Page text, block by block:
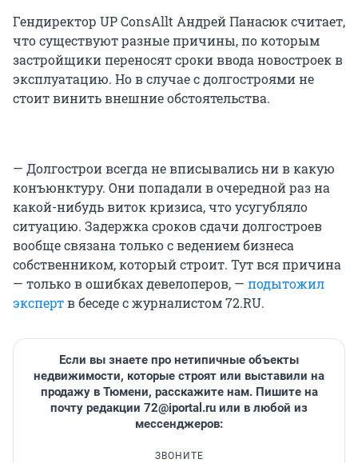
Гендиректор UP ConsAllt Андрей Панасюк считает,
что существуют разные причины, по которым
застройщики переносят сроки ввода новостроек в
эксплуатацию. Но в случае с долгостроями не
стоит винить внешние обстоятельства.
— Долгострои всегда не вписывались ни в какую
конъюнктуру. Они попадали в очередной раз на
какой-нибудь виток кризиса, что усугубляло
ситуацию. Задержка сроков сдачи долгостроев
вообще связана только с ведением бизнеса
собственником, который строит. Тут вся причина
— только в ошибках девелоперов, — подытожил
экспертв беседе с журналистом 72.RU.
Если вы знаете про нетипичные объекты
недвижимости, которые строят или выставили на
продажу в Тюмени, расскажите нам. Пишите на
почту редакции 72@iportal.ru или в любой из
мессенджеров:
ЗВОНИТЕ